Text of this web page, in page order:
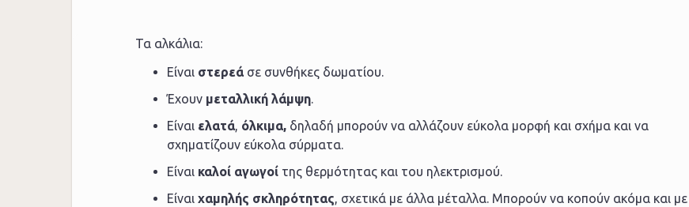
Τα αλκάλια:
Είναι στερεά σε συνθήκες δωματίου.
Έχουν μεταλλική λάμψη.
Είναι ελατά, όλκιμα, δηλαδή μπορούν να αλλάζουν εύκολα μορφή και σχήμα και να
σχηματίζουν εύκολα σύρματα.
Είναι καλοί αγωγοίτης θερμότητας και του ηλεκτρισμού.
Είναι χαμηλής σκληρότητας, σχετικά με άλλα μέταλλα. Μπορούν να κοπούν ακόμα και με